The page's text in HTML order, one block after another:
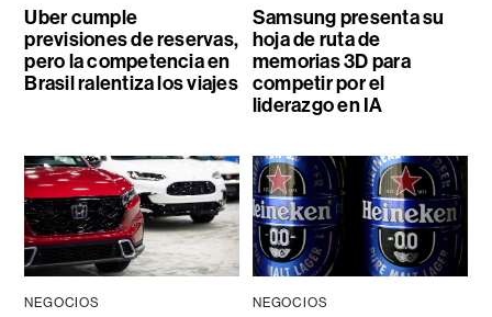
Uber cumple
previsiones de reservas,
pero la competencia en
Brasil ralentiza los viajes
Samsung presenta su
hoja de ruta de
memorias 3D para
competir por el
liderazgo en IA
NEGOCIOS NEGOCIOS